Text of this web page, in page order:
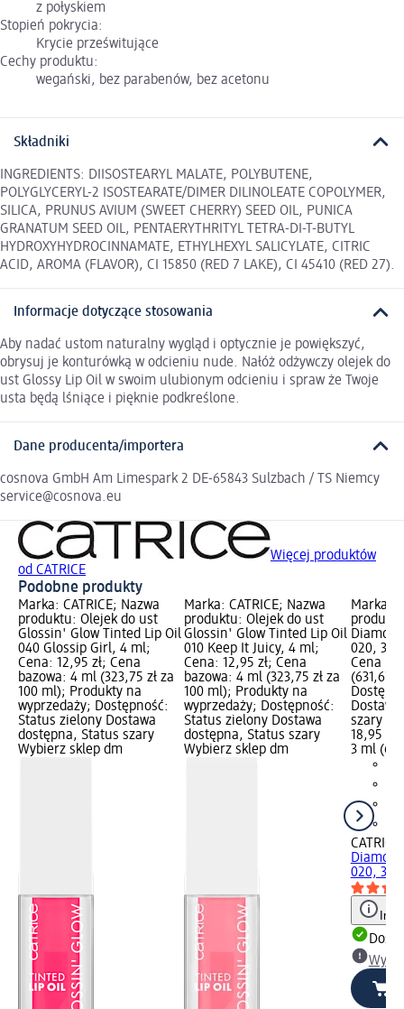
z połyskiem
Stopień pokrycia:
Krycie prześwitujące
Cechy produktu:
wegański, bez parabenów, bez acetonu
Składniki
INGREDIENTS: DIISOSTEARYL MALATE, POLYBUTENE,
POLYGLYCERYL-2 ISOSTEARATE/DIMER DILINOLEATE COPOLYMER,
SILICA, PRUNUS AVIUM (SWEET CHERRY) SEED OIL, PUNICA
GRANATUM SEED OIL, PENTAERYTHRITYL TETRA-DI-T-BUTYL
HYDROXYHYDROCINNAMATE, ETHYLHEXYL SALICYLATE, CITRIC
ACID, AROMA (FLAVOR), CI 15850 (RED 7 LAKE), CI 45410 (RED 27).
Informacje dotyczące stosowania
Aby nadać ustom naturalny wygląd i optycznie je powiększyć,
obrysuj je konturówką w odcieniu nude. Nałóż odżywczy olejek do
ust Glossy Lip Oil w swoim ulubionym odcieniu i spraw że Twoje
usta będą lśniące i pięknie podkreślone.
Dane producenta/importera
cosnova GmbH Am Limespark 2 DE-65843 Sulzbach / TS Niemcy
service@cosnova.eu
Więcej produktów
od CATRICE
Podobne produkty
Marka: CATRICE; Nazwa
produktu: Olejek do ust
Glossin' Glow Tinted Lip Oil
040 Glossip Girl, 4 ml;
Cena: 12,95 zł; Cena
bazowa: 4 ml (323,75 zł za
100 ml); Produkty na
wyprzedaży; Dostępność:
Status zielony Dostawa
dostępna, Status szary
Wybierz sklep dm
Marka: CATRICE; Nazwa
produktu: Olejek do ust
Glossin' Glow Tinted Lip Oil
010 Keep It Juicy, 4 ml;
Cena: 12,95 zł; Cena
bazowa: 4 ml (323,75 zł za
100 ml); Produkty na
wyprzedaży; Dostępność:
Status zielony Dostawa
dostępna, Status szary
Wybierz sklep dm
Marka:
020, 3
Cena
(631,67
szary
18,95 zł
3 ml
CATRICE
020, 3